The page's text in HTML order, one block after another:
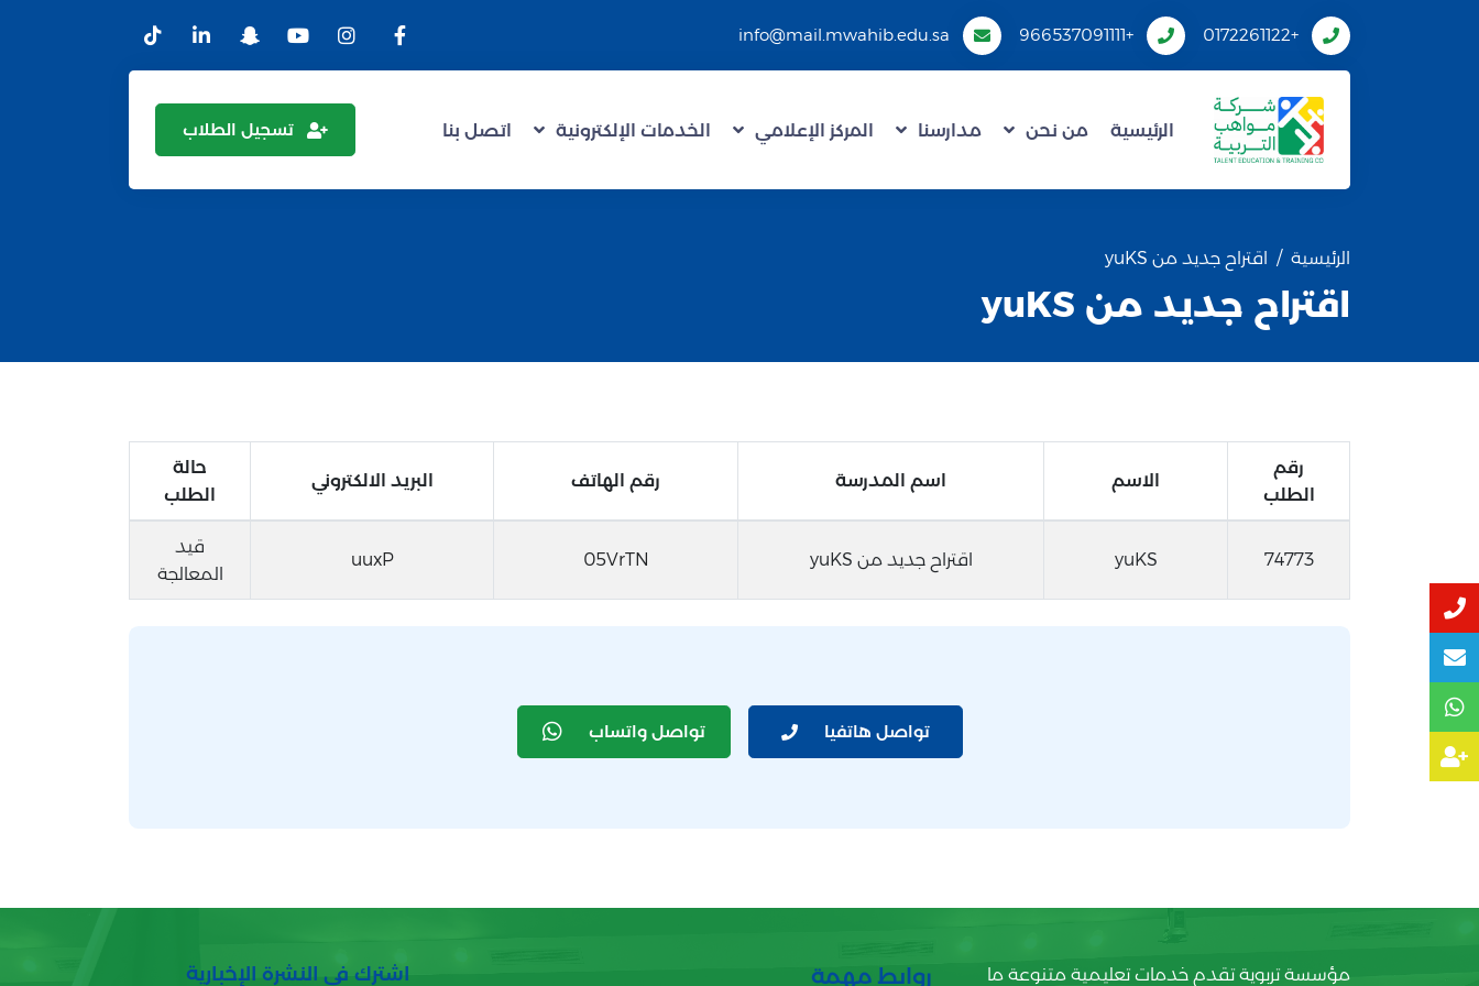
+0172261122
+966537091111
info@mail.mwahib.edu.sa
الرئيسية من نحن مدارسنا المركز الإعلامي الخدمات الإلكترونية اتصل بنا تسجيل الطلاب
الرئيسية اقتراح جديد من yuKS
اقتراح جديد من yuKS
رقم
الطلب
الاسم اسم المدرسة رقم الهاتف البريد الالكتروني
حالة
الطلب
74773
yuKS اقتراح جديد من yuKS 05VrTN
uuxP
قيد
المعالجة
تواصل هاتفيا تواصل واتساب
مؤسسة تربوية تقدم خدمات تعليمية متنوعة ما روابط مهمة اشترك في النشرة الإخبارية